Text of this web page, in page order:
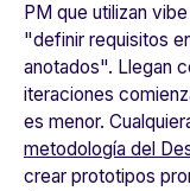
PM que utilizan
"definir requisitos
anotados". Llegan
iteraciones
es menor.
metodología del
crear prototipos